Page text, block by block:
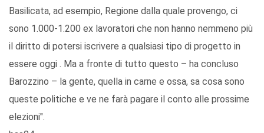
Basilicata, ad esempio, Regione dalla quale provengo, ci
sono 1.000-1.200 ex lavoratori che non hanno nemmeno più
il diritto di potersi iscrivere a qualsiasi tipo di progetto in
essere oggi . Ma a fronte di tutto questo – ha concluso
Barozzino – la gente, quella in carne e ossa, sa cosa sono
queste politiche e ve ne farà pagare il conto alle prossime
elezioni".